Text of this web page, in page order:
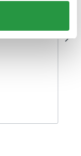
3.603,32 € inkl. MwSt.
3.131,00 €*